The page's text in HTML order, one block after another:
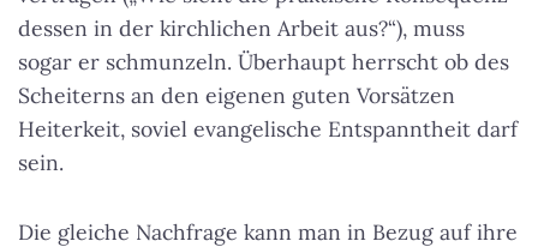
dessen in der kirchlichen Arbeit aus?“), muss
sogar er schmunzeln. Überhaupt herrscht ob des
Scheiterns an den eigenen guten Vorsätzen
Heiterkeit, soviel evangelische Entspanntheit darf
sein.
Die gleiche Nachfrage kann man in Bezug auf ihre